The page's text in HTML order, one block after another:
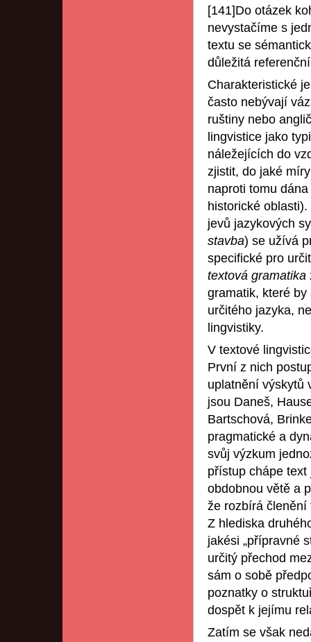
[141]Do otázek
nevystačíme s
textu se
důležitá
Charakteristické
často nebývají
ruštiny nebo
lingvistice jako
náležejících do
zjistit, do jaké
naproti tomu
historické
jevů jazykových
stavba) se užívá
specifické pro
textová gramatika
gramatik, které
určitého jazyka,
lingvistiky.
V textové
První z nich
uplatnění výskytů
jsou Daneš,
Bartschová,
pragmatické a
svůj výzkum
přístup chápe
obdobnou větě a
že rozbírá členění
Z hlediska
jakési „přípravné
určitý přechod
sám o sobě
poznatky o
dospět k jejímu
Zatím se však